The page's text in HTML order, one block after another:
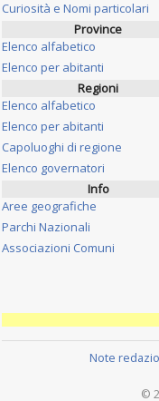
Curiosità e Nomi particolari
Province
Elenco alfabetico
Elenco per abitanti
Regioni
Elenco alfabetico
Elenco per abitanti
Capoluoghi di regione
Elenco governatori
Info
Aree geografiche
Parchi Nazionali
Associazioni Comuni
Note
©